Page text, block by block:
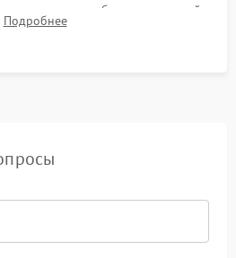
карту памяти, работы встроенной
и всех кнопок управления.
Подробнее